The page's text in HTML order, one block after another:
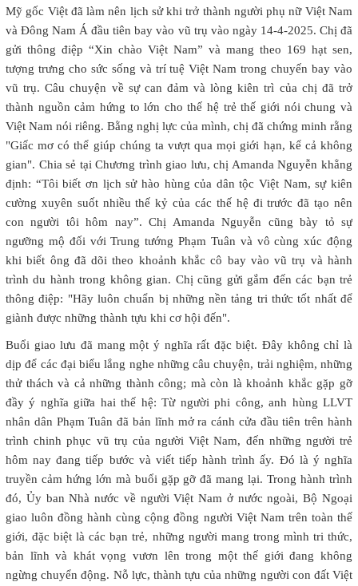
Mỹ gốc Việt đã làm nên lịch sử khi trở thành người phụ nữ Việt Nam
và Đông Nam Á đầu tiên bay vào vũ trụ vào ngày 14-4-2025. Chị đã
gửi thông điệp “Xin chào Việt Nam” và mang theo 169 hạt sen,
tượng trưng cho sức sống và trí tuệ Việt Nam trong chuyến bay vào
vũ trụ. Câu chuyện về sự can đảm và lòng kiên trì của chị đã trở
thành nguồn cảm hứng to lớn cho thế hệ trẻ thế giới nói chung và
Việt Nam nói riêng. Bằng nghị lực của mình, chị đã chứng minh rằng
"Giấc mơ có thể giúp chúng ta vượt qua mọi giới hạn, kể cả không
gian". Chia sẻ tại Chương trình giao lưu, chị Amanda Nguyễn khẳng
định: “Tôi biết ơn lịch sử hào hùng của dân tộc Việt Nam, sự kiên
cường xuyên suốt nhiều thế kỷ của các thế hệ đi trước đã tạo nên
con người tôi hôm nay”. Chị Amanda Nguyễn cũng bày tỏ sự
ngưỡng mộ đối với Trung tướng Phạm Tuân và vô cùng xúc động
khi biết ông đã dõi theo khoảnh khắc cô bay vào vũ trụ và hành
trình du hành trong không gian. Chị cũng gửi gắm đến các bạn trẻ
thông điệp: "Hãy luôn chuẩn bị những nền tảng tri thức tốt nhất để
giành được những thành tựu khi cơ hội đến".
Buổi giao lưu đã mang một ý nghĩa rất đặc biệt. Đây không chỉ là
dịp để các đại biểu lắng nghe những câu chuyện, trải nghiệm, những
thử thách và cả những thành công; mà còn là khoảnh khắc gặp gỡ
đầy ý nghĩa giữa hai thế hệ: Từ người phi công, anh hùng LLVT
nhân dân Phạm Tuân đã bản lĩnh mở ra cánh cửa đầu tiên trên hành
trình chinh phục vũ trụ của người Việt Nam, đến những người trẻ
hôm nay đang tiếp bước và viết tiếp hành trình ấy. Đó là ý nghĩa
truyền cảm hứng lớn mà buổi gặp gỡ đã mang lại. Trong hành trình
đó, Ủy ban Nhà nước về người Việt Nam ở nước ngoài, Bộ Ngoại
giao luôn đồng hành cùng cộng đồng người Việt Nam trên toàn thế
giới, đặc biệt là các bạn trẻ, những người mang trong mình tri thức,
bản lĩnh và khát vọng vươn lên trong một thế giới đang không
ngừng chuyển động. Nỗ lực, thành tựu của những người con đất Việt